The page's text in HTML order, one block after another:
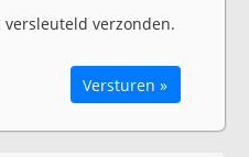
verzonden.
Versturen »